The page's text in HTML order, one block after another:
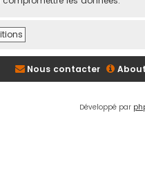
Nous contacter
Développé par